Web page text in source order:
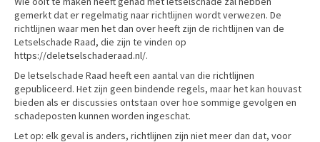
gemerkt dat er regelmatig naar richtlijnen wordt verwezen. De
richtlijnen waar men het dan over heeft zijn de richtlijnen van de
Letselschade Raad, die zijn te vinden op
https://deletselschaderaad.nl/.
De letselschade Raad heeft een aantal van die richtlijnen
gepubliceerd. Het zijn geen bindende regels, maar het kan houvast
bieden als er discussies ontstaan over hoe sommige gevolgen en
schadeposten kunnen worden ingeschat.
Let op: elk geval is anders, richtlijnen zijn niet meer dan dat, voor